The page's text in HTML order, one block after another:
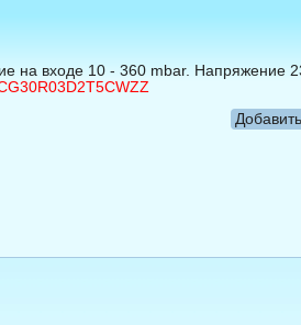
на входе 10 - 360 mbar. Напряжение